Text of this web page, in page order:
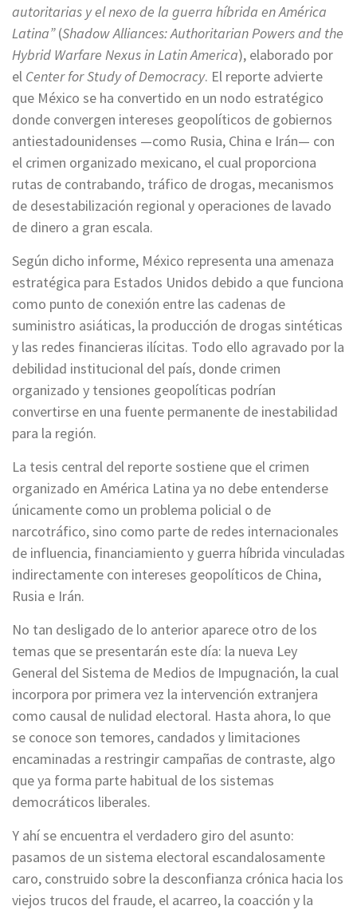
autoritarias y el nexo de la guerra híbrida en América
Latina”(Shadow Alliances: Authoritarian Powers and the
Hybrid Warfare Nexus in Latin America), elaborado por
el Center for Study of Democracy. El reporte advierte
que México se ha convertido en un nodo estratégico
donde convergen intereses geopolíticos de gobiernos
antiestadounidenses —como Rusia, China e Irán— con
el crimen organizado mexicano, el cual proporciona
rutas de contrabando, tráfico de drogas, mecanismos
de desestabilización regional y operaciones de lavado
de dinero a gran escala.
Según dicho informe, México representa una amenaza
estratégica para Estados Unidos debido a que funciona
como punto de conexión entre las cadenas de
suministro asiáticas, la producción de drogas sintéticas
y las redes financieras ilícitas. Todo ello agravado por la
debilidad institucional del país, donde crimen
organizado y tensiones geopolíticas podrían
convertirse en una fuente permanente de inestabilidad
para la región.
La tesis central del reporte sostiene que el crimen
organizado en América Latina ya no debe entenderse
únicamente como un problema policial o de
narcotráfico, sino como parte de redes internacionales
de influencia, financiamiento y guerra híbrida vinculadas
indirectamente con intereses geopolíticos de China,
Rusia e Irán.
No tan desligado de lo anterior aparece otro de los
temas que se presentarán este día: la nueva Ley
General del Sistema de Medios de Impugnación, la cual
incorpora por primera vez la intervención extranjera
como causal de nulidad electoral. Hasta ahora, lo que
se conoce son temores, candados y limitaciones
encaminadas a restringir campañas de contraste, algo
que ya forma parte habitual de los sistemas
democráticos liberales.
Y ahí se encuentra el verdadero giro del asunto:
pasamos de un sistema electoral escandalosamente
caro, construido sobre la desconfianza crónica hacia los
viejos trucos del fraude, el acarreo, la coacción y la